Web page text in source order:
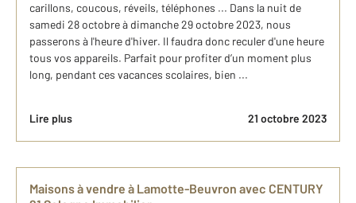
carillons, coucous, réveils, téléphones ... Dans la nuit de
samedi 28 octobre à dimanche 29 octobre 2023, nous
passerons à l'heure d'hiver. Il faudra donc reculer d'une heure
tous vos appareils. Parfait pour profiter d’un moment plus
long, pendant ces vacances scolaires, bien ...
Lire plus 21 octobre 2023
Maisons à vendre à Lamotte-Beuvron avec CENTURY